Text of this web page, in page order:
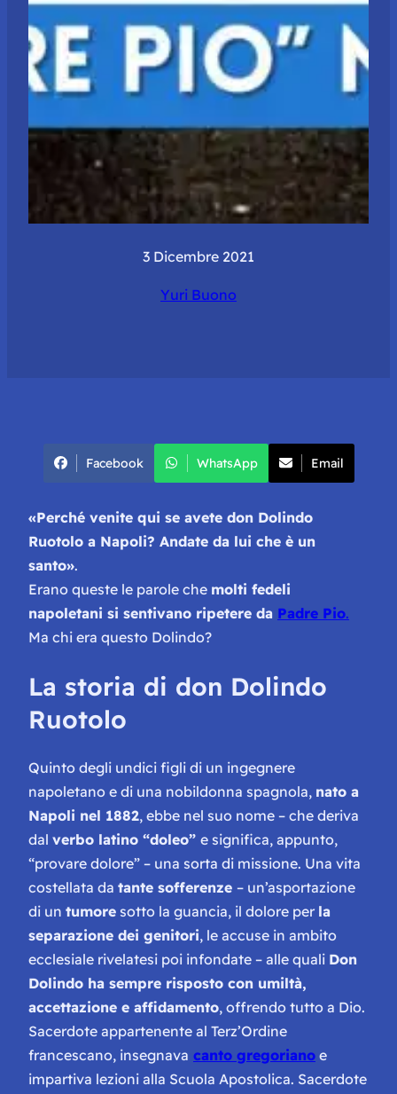
3 Dicembre 2021
Yuri Buono
Facebook WhatsApp Email
«Perché venite qui se avete don Dolindo
Ruotolo a Napoli? Andate da lui che è un
santo».
Erano queste le parole che molti fedeli
napoletani si sentivano ripetere da Padre Pio.
Ma chi era questo Dolindo?
La storia di don Dolindo
Ruotolo
Quinto degli undici figli di un ingegnere
napoletano e di una nobildonna spagnola, nato a
Napoli nel 1882, ebbe nel suo nome – che deriva
dal verbo latino “doleo” e significa, appunto,
“provare dolore” – una sorta di missione. Una vita
costellata da tante sofferenze – un’asportazione
di un tumore sotto la guancia, il dolore per la
separazione dei genitori, le accuse in ambito
ecclesiale rivelatesi poi infondate – alle quali Don
Dolindo ha sempre risposto con umiltà,
accettazione e affidamento, offrendo tutto a Dio.
Sacerdote appartenente al Terz’Ordine
francescano, insegnava canto gregoriano e
impartiva lezioni alla Scuola Apostolica. Sacerdote